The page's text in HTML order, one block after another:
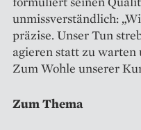
unmissverständlich:
präzise. Unser Tun
agieren statt zu
Zum Wohle unserer
Zum Thema